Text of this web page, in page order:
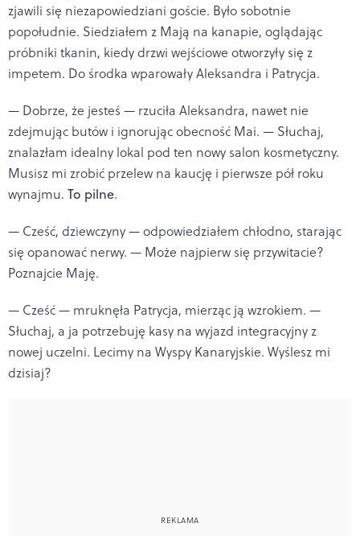
zjawili się niezapowiedziani goście. Było sobotnie
popołudnie. Siedziałem z Mają na kanapie, oglądając
próbniki tkanin, kiedy drzwi wejściowe otworzyły się z
impetem. Do środka wparowały Aleksandra i Patrycja.
— Dobrze, że jesteś — rzuciła Aleksandra, nawet nie
zdejmując butów i ignorując obecność Mai. — Słuchaj,
znalazłam idealny lokal pod ten nowy salon kosmetyczny.
Musisz mi zrobić przelew na kaucję i pierwsze pół roku
wynajmu. To pilne.
— Cześć, dziewczyny — odpowiedziałem chłodno, starając
się opanować nerwy. — Może najpierw się przywitacie?
Poznajcie Maję.
— Cześć — mruknęła Patrycja, mierząc ją wzrokiem. —
Słuchaj, a ja potrzebuję kasy na wyjazd integracyjny z
nowej uczelni. Lecimy na Wyspy Kanaryjskie. Wyślesz mi
dzisiaj?